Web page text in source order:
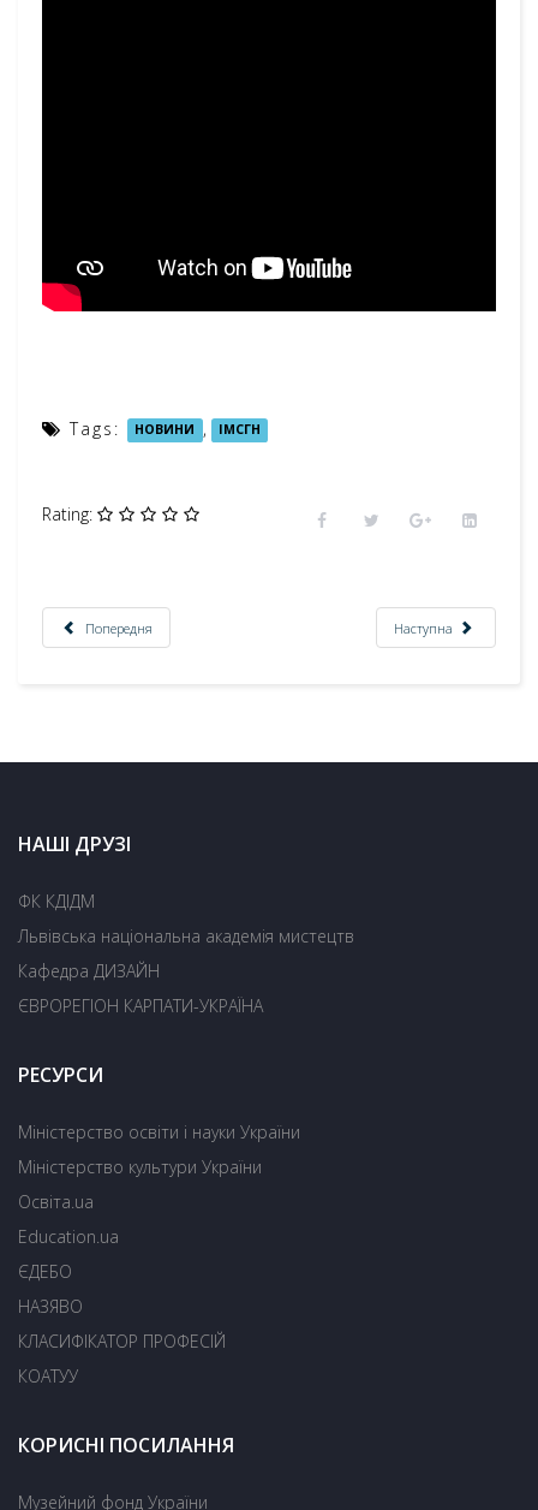
Tags: НОВИНИ , ІМСГН
Rating:
Попередня Наступна
НАШІ ДРУЗІ
ФК КДІДМ
Львівська національна академія мистецтв
Кафедра ДИЗАЙН
ЄВРОРЕГІОН КАРПАТИ-УКРАЇНА
РЕСУРСИ
Міністерство освіти і науки України
Міністерство культури України
Освіта.ua
Education.ua
ЄДЕБО
НАЗЯВО
КЛАСИФІКАТОР ПРОФЕСІЙ
КОАТУУ
КОРИСНІ ПОСИЛАННЯ
Музейний фонд України